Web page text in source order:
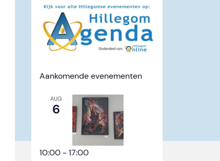
Aankomende evenementen
AUG
6
10:00 -17:00